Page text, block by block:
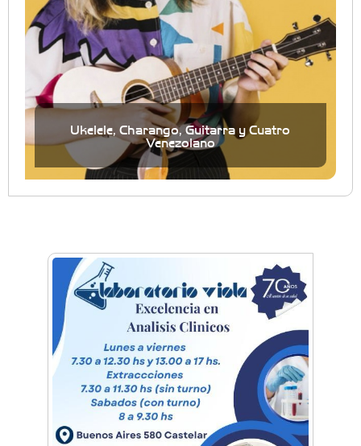
Ukelele, Charango, Guitarra y Cuatro
Venezolano